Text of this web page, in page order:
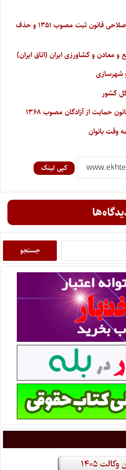
قانون اصلاح ماده (۳۴) اصلاحی قانون ثبت مصوب ۱۳۵۱ و حذف
و معادن و کشاورزی ایران (اتاق ایران)
شهرسازی
وقت بانوان
کپی لینک